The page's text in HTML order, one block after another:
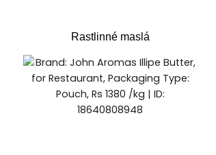
Rastlinné maslá